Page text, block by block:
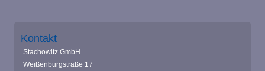
Kontakt
Stachowitz GmbH
Weißenburgstraße 17